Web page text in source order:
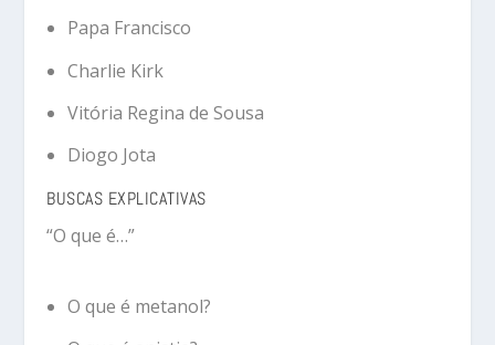
Papa Francisco
Charlie Kirk
Vitória Regina de Sousa
Diogo Jota
BUSCAS EXPLICATIVAS
“O que é…”
O que é metanol?